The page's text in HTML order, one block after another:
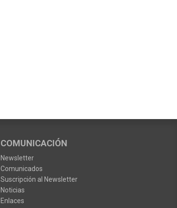
COMUNICACIÓN
Newsletter
Comunicados
Suscripción al Newsletter
Noticias
Enlaces